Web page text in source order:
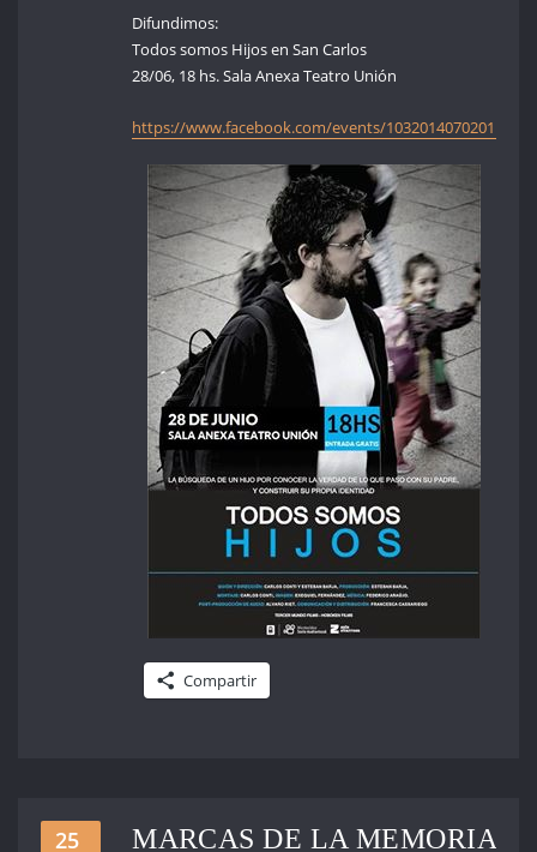
Difundimos:
Todos somos Hijos en San Carlos
28/06, 18 hs. Sala Anexa Teatro Unión
https://www.facebook.com/events/1032014070201126/
Compartir
25
MARCAS DE LA MEMORIA